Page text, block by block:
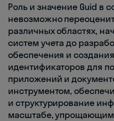
Роль и значение Guid в
невозможно
различных областях,
систем учета до
обеспечения и
идентификаторов для
приложений и
инструментом,
и структурирование
масштабе,